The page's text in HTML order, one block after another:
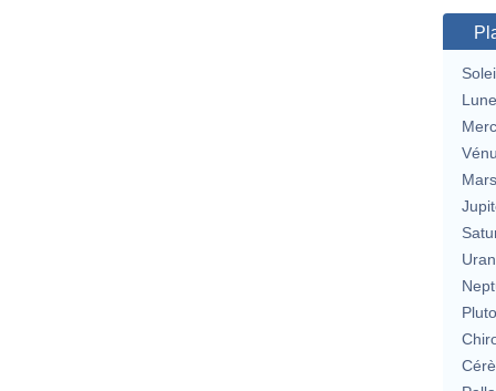
Lune
Mars